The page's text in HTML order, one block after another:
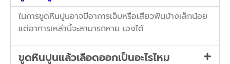
ในการขูดหินปูนอาจมีอาการเจ็บหรือเสียวฟันบ้างเล็กน้อย
แต่อาการเหล่านี้จะสามารถหาย เองได้
ขูดหินปูนแล้วเลือดออกเป็นอะไรไหม